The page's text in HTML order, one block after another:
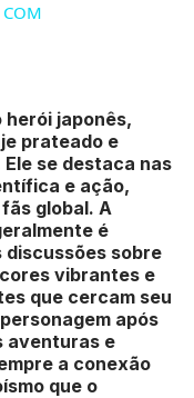
herói japonês,
prateado e
se destaca nas
e ação,
global. A
é
discussões sobre
vibrantes e
que cercam seu
após
aventuras e
a conexão
que o